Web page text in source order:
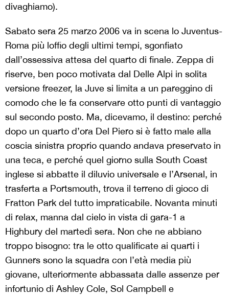
divaghiamo).
Sabato sera 25 marzo 2006 va in scena lo Juventus-
Roma più loffio degli ultimi tempi, sgonfiato
dall’ossessiva attesa del quarto di finale. Zeppa di
riserve, ben poco motivata dal Delle Alpi in solita
versione freezer, la Juve si limita a un pareggino di
comodo che le fa conservare otto punti di vantaggio
sul secondo posto. Ma, dicevamo, il destino: perché
dopo un quarto d’ora Del Piero si è fatto male alla
coscia sinistra proprio quando andava preservato in
una teca, e perché quel giorno sulla South Coast
inglese si abbatte il diluvio universale e l’Arsenal, in
trasferta a Portsmouth, trova il terreno di gioco di
Fratton Park del tutto impraticabile. Novanta minuti
di relax, manna dal cielo in vista di gara-1 a
Highbury del martedì sera. Non che ne abbiano
troppo bisogno: tra le otto qualificate ai quarti i
Gunners sono la squadra con l’età media più
giovane, ulteriormente abbassata dalle assenze per
infortunio di Ashley Cole, Sol Campbell e